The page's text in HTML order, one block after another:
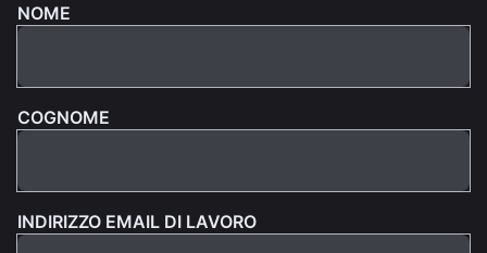
NOME
COGNOME
INDIRIZZO EMAIL DI LAVORO